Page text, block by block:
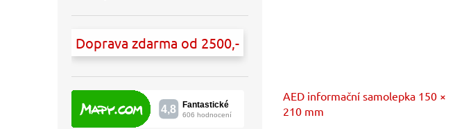
Doprava zdarma od 2500,-
AED informační samolepka 150 ×
210 mm